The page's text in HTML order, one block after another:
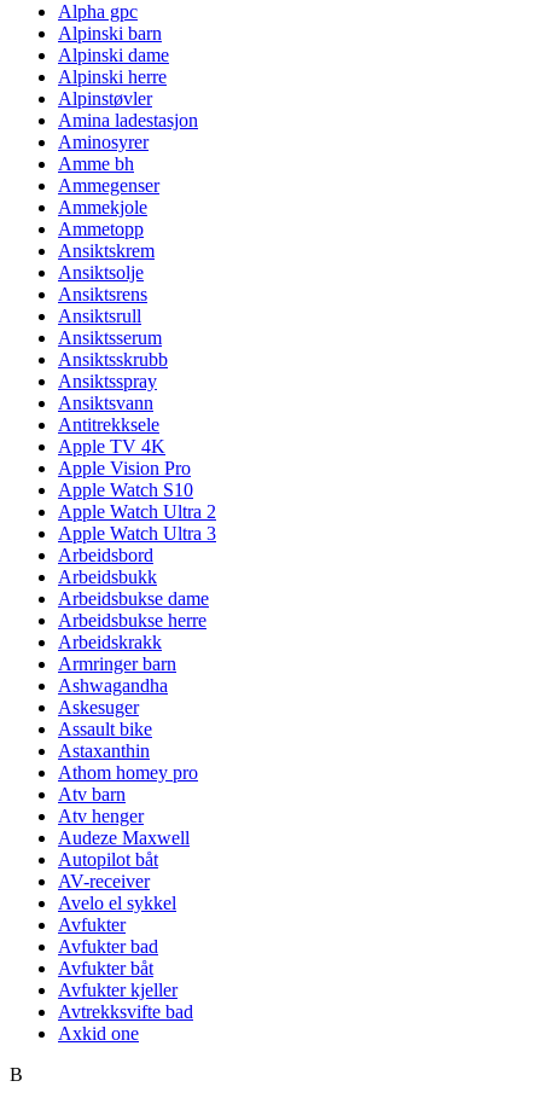
Alpha gpc
Alpinski barn
Alpinski dame
Alpinski herre
Alpinstøvler
Amina ladestasjon
Aminosyrer
Amme bh
Ammegenser
Ammekjole
Ammetopp
Ansiktskrem
Ansiktsolje
Ansiktsrens
Ansiktsrull
Ansiktsserum
Ansiktsskrubb
Ansiktsspray
Ansiktsvann
Antitrekksele
Apple TV 4K
Apple Vision Pro
Apple Watch S10
Apple Watch Ultra 2
Apple Watch Ultra 3
Arbeidsbord
Arbeidsbukk
Arbeidsbukse dame
Arbeidsbukse herre
Arbeidskrakk
Armringer barn
Ashwagandha
Askesuger
Assault bike
Astaxanthin
Athom homey pro
Atv barn
Atv henger
Audeze Maxwell
Autopilot båt
AV-receiver
Avelo el sykkel
Avfukter
Avfukter bad
Avfukter båt
Avfukter kjeller
Avtrekksvifte bad
Axkid one
B